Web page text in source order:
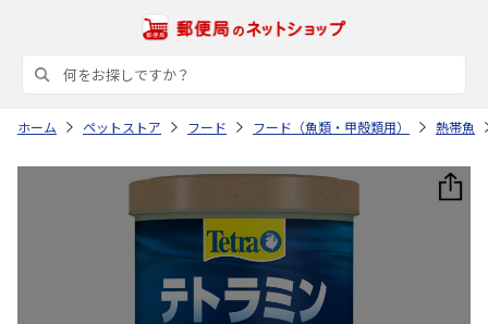
ホーム ペットストア フード フード（魚類・甲殻類用） 熱帯魚